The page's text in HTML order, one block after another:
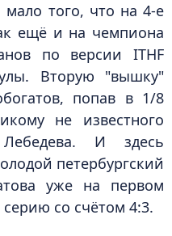
мало того, что на 4-е
ещё и на чемпиона
по версии ITHF
Вторую "вышку"
попав в 1/8
не известного
И здесь
петербургский
уже на первом
со счётом 4:3.